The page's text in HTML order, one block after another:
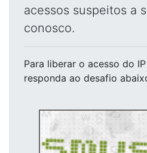
acessos suspeitos a
conosco.
Para liberar o acesso do IP
responda ao desafio